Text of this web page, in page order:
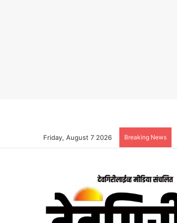
Friday, August 7 2026 Breaking News